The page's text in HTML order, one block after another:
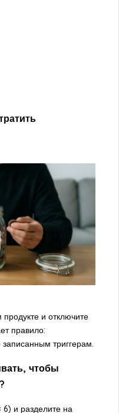
и отключите
правило:
записанным триггерам.
чтобы
и разделите на